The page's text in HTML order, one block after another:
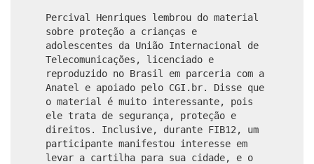
Percival Henriques lembrou do material
sobre proteção a crianças e
adolescentes da União Internacional de
Telecomunicações, licenciado e
reproduzido no Brasil em parceria com a
Anatel e apoiado pelo CGI.br. Disse que
o material é muito interessante, pois
ele trata de segurança, proteção e
direitos. Inclusive, durante FIB12, um
participante manifestou interesse em
levar a cartilha para sua cidade, e o